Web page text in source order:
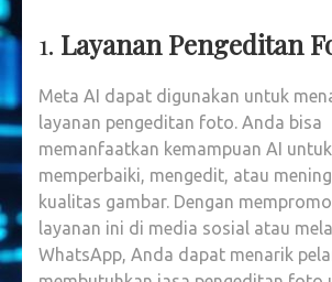
1. Layanan Pengeditan
Meta AI dapat digunakan untuk
layanan pengeditan foto. Anda bisa
memanfaatkan kemampuan AI untuk
memperbaiki, mengedit, atau
kualitas gambar. Dengan
layanan ini di media sosial atau
WhatsApp, Anda dapat menarik